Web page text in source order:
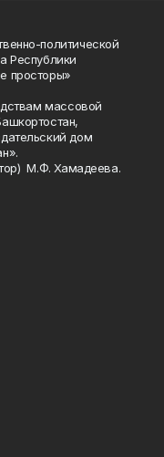
политической
Республики
просторы»
массовой
дом
М.Ф. Хамадеева.